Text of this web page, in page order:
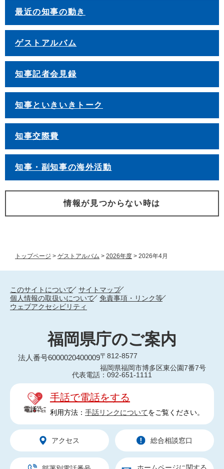
トップページ > ゲストアルバム > 2026年度 > 2026年4月
最近の知事の動き
ゲストアルバム
知事記者会見録
知事といきいきトーク
知事交際費
知事・副知事の海外活動
情報が見つからない時は
このサイトについて
サイトマップ
個人情報の取扱いについて
免責事項・リンク等
ウェブアクセシビリティ
福岡県庁のご案内
法人番号6000020400009〒812-8577
福岡県福岡市博多区東公園7番7号
代表電話：092-651-1111
手話で電話をする
利用方法： 手話リンクについてをご覧ください。
アクセス 総合相談窓口